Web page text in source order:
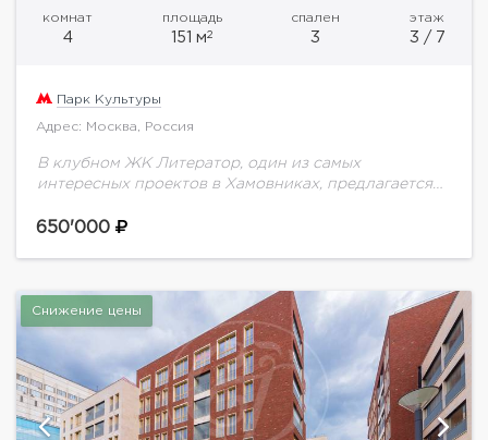
комнат
4
площадь
151 м2
спален
3
этаж
3 / 7
Парк Культуры
Адрес: Москва, Россия
В клубном ЖК Литератор, один из самых
интересных проектов в Хамовниках, предлагается
квартира. Выполнен авторский ремонт, с
650'000
Снижение цены